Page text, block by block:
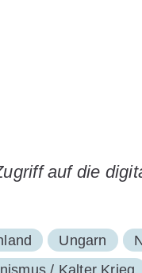
auf die
Ungarn
/ Kalter Krieg